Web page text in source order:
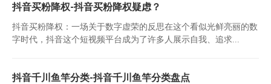
抖音买粉降权-抖音买粉降权疑虑？
抖音买粉降权：一场关于数字虚荣的反思在这个看似光鲜亮丽的数
字时代，抖音这个短视频平台成为了许多人展示自我、追求...
抖音千川鱼竿分类-抖音千川鱼竿分类盘点